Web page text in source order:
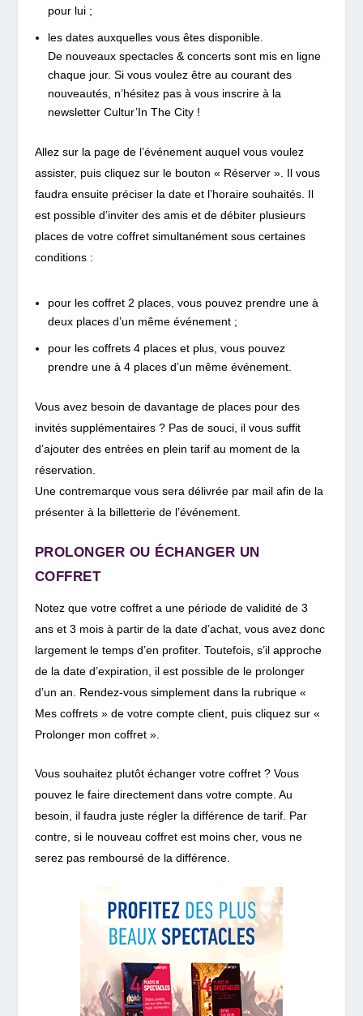
pour lui ;
les dates auxquelles vous êtes disponible.
De nouveaux spectacles & concerts sont mis en ligne
chaque jour. Si vous voulez être au courant des
nouveautés, n’hésitez pas à vous inscrire à la
newsletter Cultur’In The City !
Allez sur la page de l’événement auquel vous voulez
assister, puis cliquez sur le bouton « Réserver ». Il vous
faudra ensuite préciser la date et l’horaire souhaités. Il
est possible d’inviter des amis et de débiter plusieurs
places de votre coffret simultanément sous certaines
conditions :
pour les coffret 2 places, vous pouvez prendre une à
deux places d’un même événement ;
pour les coffrets 4 places et plus, vous pouvez
prendre une à 4 places d’un même événement.
Vous avez besoin de davantage de places pour des
invités supplémentaires ? Pas de souci, il vous suffit
d’ajouter des entrées en plein tarif au moment de la
réservation.
Une contremarque vous sera délivrée par mail afin de la
présenter à la billetterie de l’événement.
PROLONGER OU ÉCHANGER UN
COFFRET
Notez que votre coffret a une période de validité de 3
ans et 3 mois à partir de la date d’achat, vous avez donc
largement le temps d’en profiter. Toutefois, s’il approche
de la date d’expiration, il est possible de le prolonger
d’un an. Rendez-vous simplement dans la rubrique «
Mes coffrets » de votre compte client, puis cliquez sur «
Prolonger mon coffret ».
Vous souhaitez plutôt échanger votre coffret ? Vous
pouvez le faire directement dans votre compte. Au
besoin, il faudra juste régler la différence de tarif. Par
contre, si le nouveau coffret est moins cher, vous ne
serez pas remboursé de la différence.